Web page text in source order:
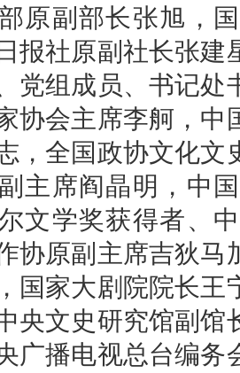
原副部长张旭，
报社原副社长张建
党组成员、书记处
协会主席李舸，中
，全国政协文化文
主席阎晶明，中
文学奖获得者、
协原副主席吉狄
国家大剧院院长
央文史研究馆副馆
广播电视总台编